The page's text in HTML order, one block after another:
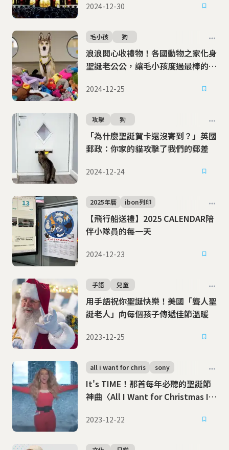
2024-12-30
浪浪開心收禮物！各國動物之家化身
聖誕老公公，讓毛小孩度過最棒的聖
毛小孩 狗
2024-12-25
「為什麼聖誕賀卡還沒寄到？」英國
郵政：你家的貓攻擊了我們的郵差
攻擊 狗
2024-12-24
【飛行船送禮】2025 CALENDAR陪
伴小隊員的每一天
2025年曆 ibon列印
2024-12-23
用手語祝你聖誕快樂！美國「聾人聖
誕老人」向每個孩子傳遞佳節溫暖
手語 兒童
2023-12-25
It's TIME！那首每年必聽的聖誕節
神曲〈All I Want for Christmas Is
all i want for chris sony
2023-12-22